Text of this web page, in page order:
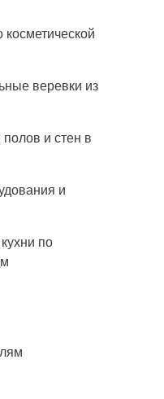
косметической
веревки из
и стен в
и
по